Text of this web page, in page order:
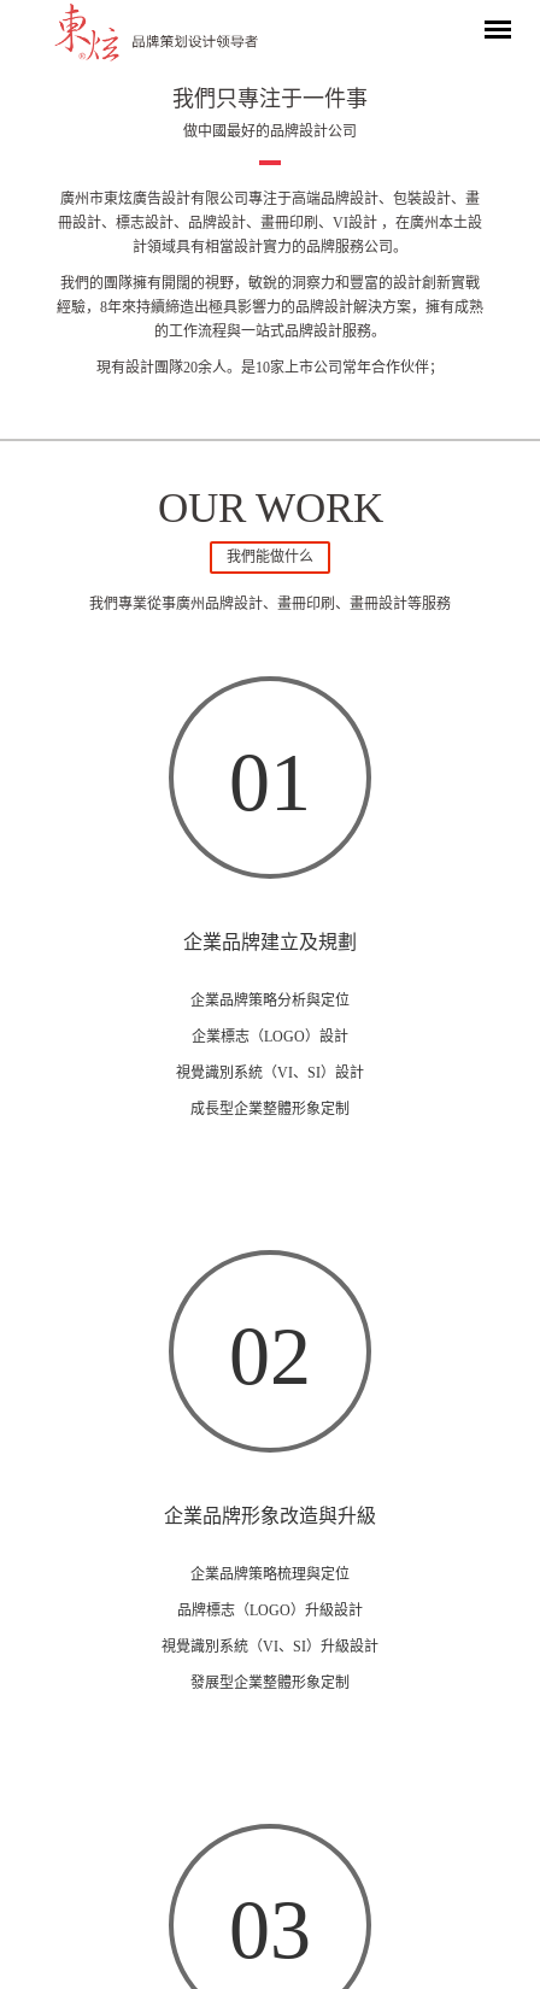
我們只專注于一件事
做中國最好的品牌設計公司
廣州市東炫廣告設計有限公司專注于高端品牌設計、包裝設計、畫
冊設計、標志設計、品牌設計、畫冊印刷、VI設計 ，在廣州本土設
計領域具有相當設計實力的品牌服務公司。
我們的團隊擁有開闊的視野，敏銳的洞察力和豐富的設計創新實戰
經驗，8年來持續締造出極具影響力的品牌設計解決方案，擁有成熟
的工作流程與一站式品牌設計服務。
現有設計團隊20余人。是10家上市公司常年合作伙伴；
OUR WORK
我們能做什么
我們專業從事廣州品牌設計、畫冊印刷、畫冊設計等服務
01
企業品牌建立及規劃
企業品牌策略分析與定位
企業標志（LOGO）設計
視覺識別系統（VI、SI）設計
成長型企業整體形象定制
02
企業品牌形象改造與升級
企業品牌策略梳理與定位
品牌標志（LOGO）升級設計
視覺識別系統（VI、SI）升級設計
發展型企業整體形象定制
03